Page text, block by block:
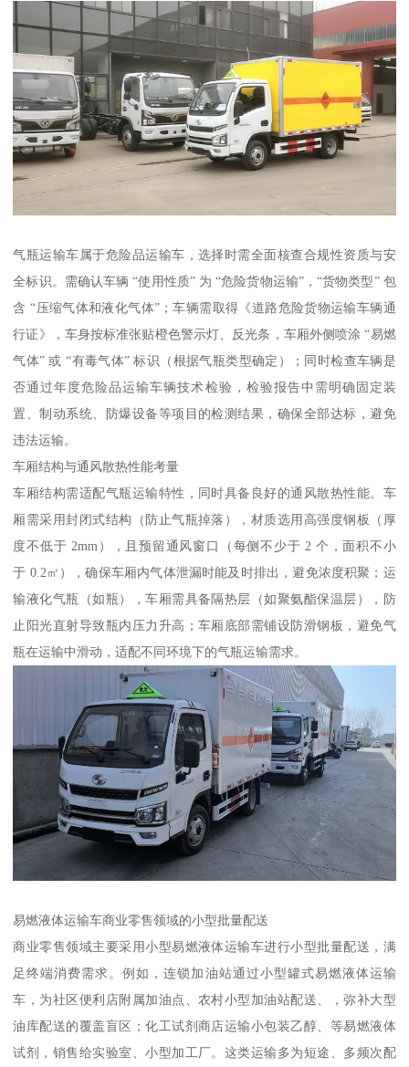
气瓶运输车属于危险品运输车，选择时需全面核查合规性资质与安
全标识。需确认车辆 “使用性质” 为 “危险货物运输”，“货物类型” 包
含 “压缩气体和液化气体”；车辆需取得《道路危险货物运输车辆通
行证》，车身按标准张贴橙色警示灯、反光条，车厢外侧喷涂 “易燃
气体” 或 “有毒气体” 标识（根据气瓶类型确定）；同时检查车辆是
否通过年度危险品运输车辆技术检验，检验报告中需明确固定装
置、制动系统、防爆设备等项目的检测结果，确保全部达标，避免
违法运输。​
车厢结构与通风散热性能考量​
车厢结构需适配气瓶运输特性，同时具备良好的通风散热性能。车
厢需采用封闭式结构（防止气瓶掉落），材质选用高强度钢板（厚
度不低于 2mm），且预留通风窗口（每侧不少于 2 个，面积不小
于 0.2㎡），确保车厢内气体泄漏时能及时排出，避免浓度积聚；运
输液化气瓶（如瓶），车厢需具备隔热层（如聚氨酯保温层），防
止阳光直射导致瓶内压力升高；车厢底部需铺设防滑钢板，避免气
瓶在运输中滑动，适配不同环境下的气瓶运输需求。​
易燃液体运输车商业零售领域的小型批量配送​
商业零售领域主要采用小型易燃液体运输车进行小型批量配送，满
足终端消费需求。例如，连锁加油站通过小型罐式易燃液体运输
车，为社区便利店附属加油点、农村小型加油站配送、，弥补大型
油库配送的覆盖盲区；化工试剂商店运输小包装乙醇、等易燃液体
试剂，销售给实验室、小型加工厂。这类运输多为短途、多频次配